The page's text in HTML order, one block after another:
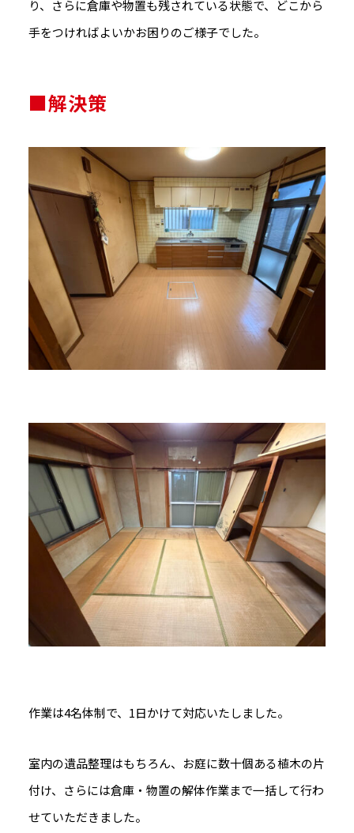
り、さらに倉庫や物置も残されている状態で、どこから
手をつければよいかお困りのご様子でした。
■解決策
作業は4名体制で、1日かけて対応いたしました。
室内の遺品整理はもちろん、お庭に数十個ある植木の片
付け、さらには倉庫・物置の解体作業まで一括して行わ
せていただきました。